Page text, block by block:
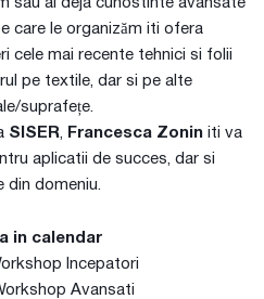
sau ai deja cunostinte avansate
care le organizăm iti ofera
cele mai recente tehnici si folii
pe textile, dar si pe alte
suprafețe.
SISER, Francesca Zoniniti va
aplicatii de succes, dar si
din domeniu.
in calendar
Incepatori
Avansati